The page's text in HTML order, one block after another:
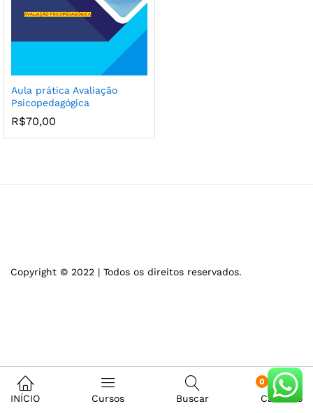
Aula prática Avaliação
Psicopedagógica
R$70,00
Copyright © 2022 | Todos os direitos reservados.
INÍCIO Cursos Buscar
0
Carrinho